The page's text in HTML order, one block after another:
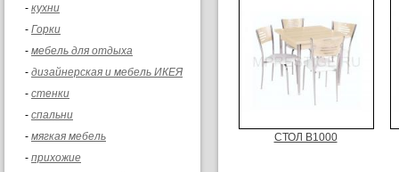
- кухни
- Горки
- мебель для отдыха
- дизайнерская и мебель ИКЕЯ
- стенки
- спальни
- мягкая мебель
- прихожие
СТОЛ B1000